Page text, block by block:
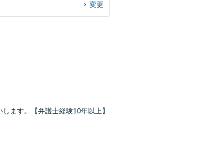
変更
ます。【弁護士経験10年以上】